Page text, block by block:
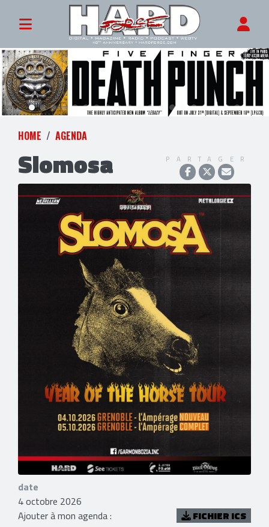
HOME AGENDA
Slomosa PARTAGER
date
4 octobre 2026
Ajouter à mon agenda :
FICHIER ICS